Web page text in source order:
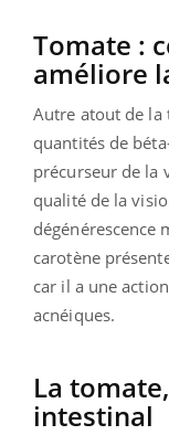
Tomate :
améliore
Autre atout de la
quantités de
précurseur de la
qualité de la
dégénérescence
carotène
car il a une
acnéiques.
La
intestinal